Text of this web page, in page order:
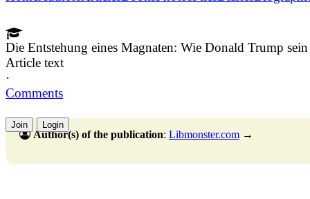
Die Entstehung eines Magnaten: Wie Donald Trump
Article text
·
Comments
Join Login
Author(s) of the publication: Libmonster.com →